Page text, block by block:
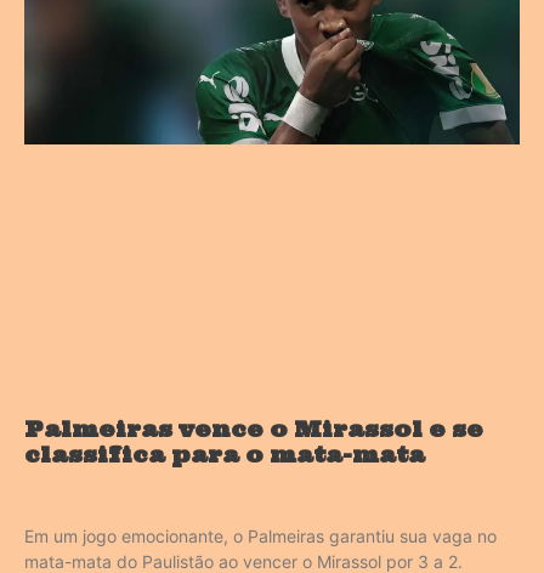
Palmeiras vence o Mirassol e se
classifica para o mata-mata
Em um jogo emocionante, o Palmeiras garantiu sua vaga no
mata-mata do Paulistão ao vencer o Mirassol por 3 a 2.